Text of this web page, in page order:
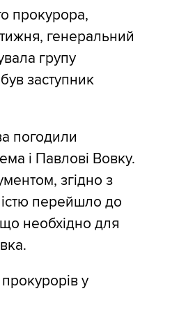
прокурора,
генеральний
групу
заступник
погодили
і Павлові Вовку.
згідно з
перейшло до
необхідно для
у